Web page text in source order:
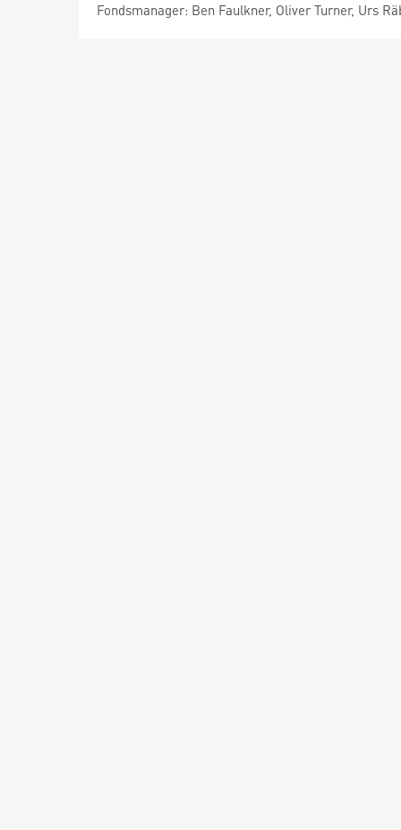
Fondsmanager: Ben Faulkner, Oliver Turner, Urs